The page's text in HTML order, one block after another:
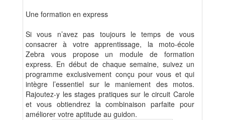
Une formation en express
Si vous n’avez pas toujours le temps de vous
consacrer à votre apprentissage, la moto-école
Zebra vous propose un module de formation
express. En début de chaque semaine, suivez un
programme exclusivement conçu pour vous et qui
intègre l’essentiel sur le maniement des motos.
Rajoutez-y les stages pratiques sur le circuit Carole
et vous obtiendrez la combinaison parfaite pour
améliorer votre aptitude au guidon.